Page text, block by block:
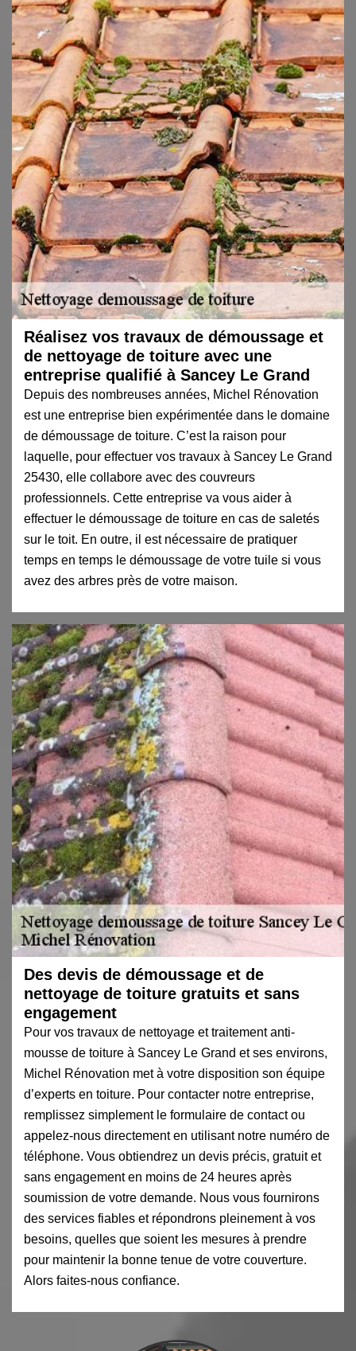
Réalisez vos travaux de démoussage et
de nettoyage de toiture avec une
entreprise qualifié à Sancey Le Grand
Depuis des nombreuses années, Michel Rénovation
est une entreprise bien expérimentée dans le domaine
de démoussage de toiture. C’est la raison pour
laquelle, pour effectuer vos travaux à Sancey Le Grand
25430, elle collabore avec des couvreurs
professionnels. Cette entreprise va vous aider à
effectuer le démoussage de toiture en cas de saletés
sur le toit. En outre, il est nécessaire de pratiquer
temps en temps le démoussage de votre tuile si vous
avez des arbres près de votre maison.
Des devis de démoussage et de
nettoyage de toiture gratuits et sans
engagement
Pour vos travaux de nettoyage et traitement anti-
mousse de toiture à Sancey Le Grand et ses environs,
Michel Rénovation met à votre disposition son équipe
d’experts en toiture. Pour contacter notre entreprise,
remplissez simplement le formulaire de contact ou
appelez-nous directement en utilisant notre numéro de
téléphone. Vous obtiendrez un devis précis, gratuit et
sans engagement en moins de 24 heures après
soumission de votre demande. Nous vous fournirons
des services fiables et répondrons pleinement à vos
besoins, quelles que soient les mesures à prendre
pour maintenir la bonne tenue de votre couverture.
Alors faites-nous confiance.